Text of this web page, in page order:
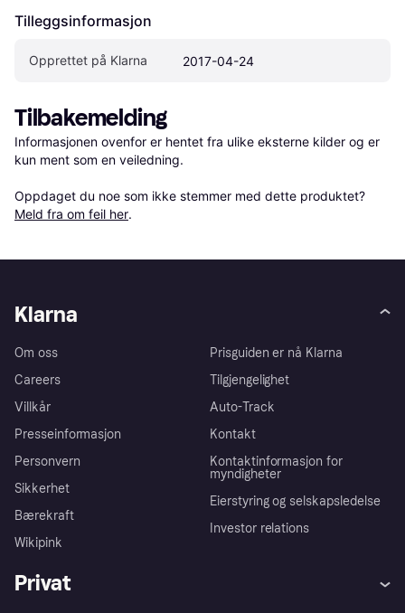
Tilleggsinformasjon
Opprettet på Klarna 2017-04-24
Tilbakemelding
Informasjonen ovenfor er hentet fra ulike eksterne kilder og er
kun ment som en veiledning.
Oppdaget du noe som ikke stemmer med dette produktet?
Meld fra om feil her.
Klarna
Om oss
Careers
Villkår
Presseinformasjon
Personvern
Sikkerhet
Bærekraft
Wikipink
Prisguiden er nå Klarna
Tilgjengelighet
Auto-Track
Kontakt
Kontaktinformasjon for
myndigheter
Eierstyring og selskapsledelse
Investor relations
Privat